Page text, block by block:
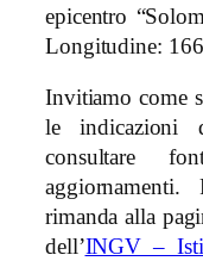
epicentro
Longitudine:
Invitiamo come
le indicazioni
consultare
rimanda alla
dell’INGV –